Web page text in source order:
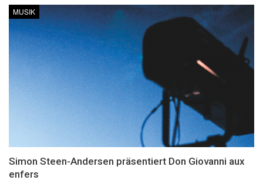
MUSIK
Simon Steen-Andersen präsentiert Don Giovanni aux
enfers